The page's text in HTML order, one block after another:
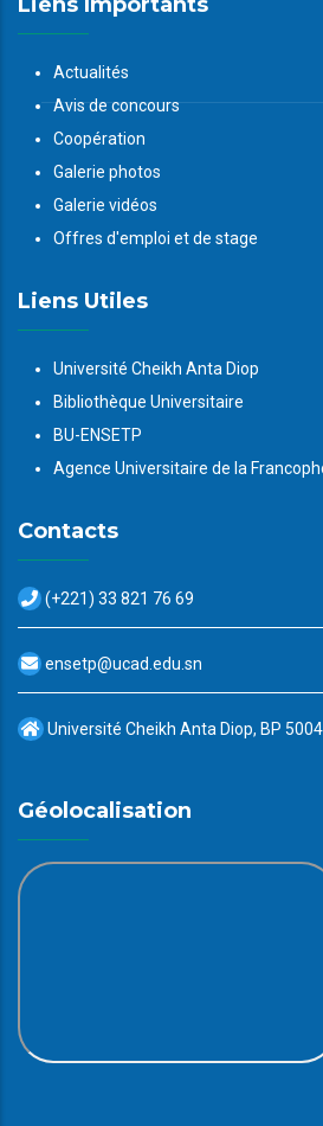
Actualités
Avis de concours
Coopération
Galerie photos
Galerie vidéos
Offres d'emploi et de stage
Liens Utiles
Université Cheikh Anta Diop
Bibliothèque Universitaire
BU-ENSETP
Agence Universitaire de la
Contacts
(+221) 33 821 76 69
ensetp@ucad.edu.sn
Université Cheikh Anta Diop, BP
Géolocalisation